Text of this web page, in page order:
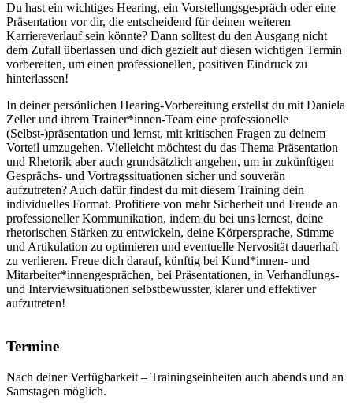
Du hast ein wichtiges Hearing, ein Vorstellungsgespräch oder eine
Präsentation vor dir, die entscheidend für deinen weiteren
Karriereverlauf sein könnte? Dann solltest du den Ausgang nicht
dem Zufall überlassen und dich gezielt auf diesen wichtigen Termin
vorbereiten, um einen professionellen, positiven Eindruck zu
hinterlassen!
In deiner persönlichen Hearing-Vorbereitung erstellst du mit Daniela
Zeller und ihrem Trainer*innen-Team eine professionelle
(Selbst-)präsentation und lernst, mit kritischen Fragen zu deinem
Vorteil umzugehen. Vielleicht möchtest du das Thema Präsentation
und Rhetorik aber auch grundsätzlich angehen, um in zukünftigen
Gesprächs- und Vortragssituationen sicher und souverän
aufzutreten? Auch dafür findest du mit diesem Training dein
individuelles Format. Profitiere von mehr Sicherheit und Freude an
professioneller Kommunikation, indem du bei uns lernest, deine
rhetorischen Stärken zu entwickeln, deine Körpersprache, Stimme
und Artikulation zu optimieren und eventuelle Nervosität dauerhaft
zu verlieren. Freue dich darauf, künftig bei Kund*innen- und
Mitarbeiter*innengesprächen, bei Präsentationen, in Verhandlungs-
und Interviewsituationen selbstbewusster, klarer und effektiver
aufzutreten!
Termine
Nach deiner Verfügbarkeit – Trainingseinheiten auch abends und an
Samstagen möglich.